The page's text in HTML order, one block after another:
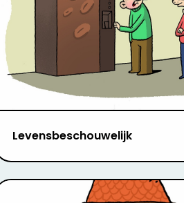
Levensbeschouwelijk